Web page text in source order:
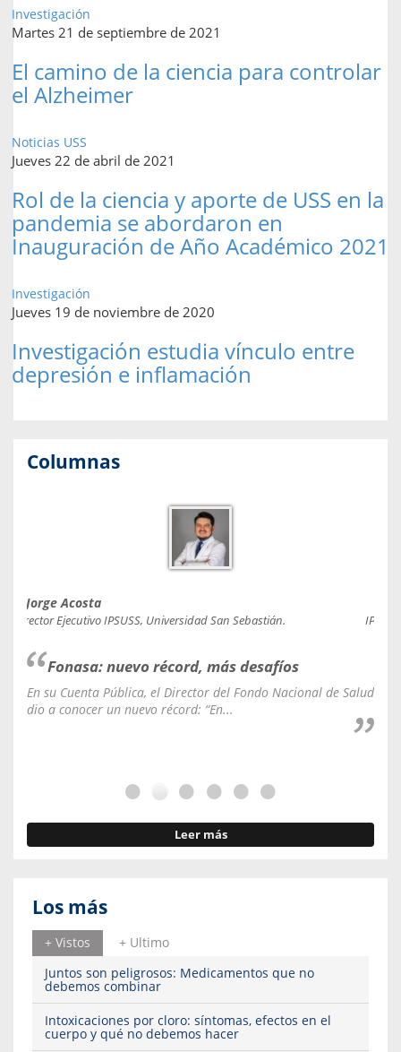
Investigación
Martes 21 de septiembre de 2021
El camino de la ciencia para controlar
el Alzheimer
Noticias USS
Jueves 22 de abril de 2021
Rol de la ciencia y aporte de USS en la
pandemia se abordaron en
Inauguración de Año Académico 2021
Investigación
Jueves 19 de noviembre de 2020
Investigación estudia vínculo entre
depresión e inflamación
Columnas
Jorge Acosta
Director Ejecutivo IPSUSS, Universidad San Sebastián.
Fonasa: nuevo récord, más desafíos
En su Cuenta Pública, el Director del Fondo Nacional de Salud
dio a conocer un nuevo récord: “En...
Leer más
Los más
+ Vistos
+ Ultimo
Juntos son peligrosos: Medicamentos que no
debemos combinar
Intoxicaciones por cloro: síntomas, efectos en el
cuerpo y qué no debemos hacer